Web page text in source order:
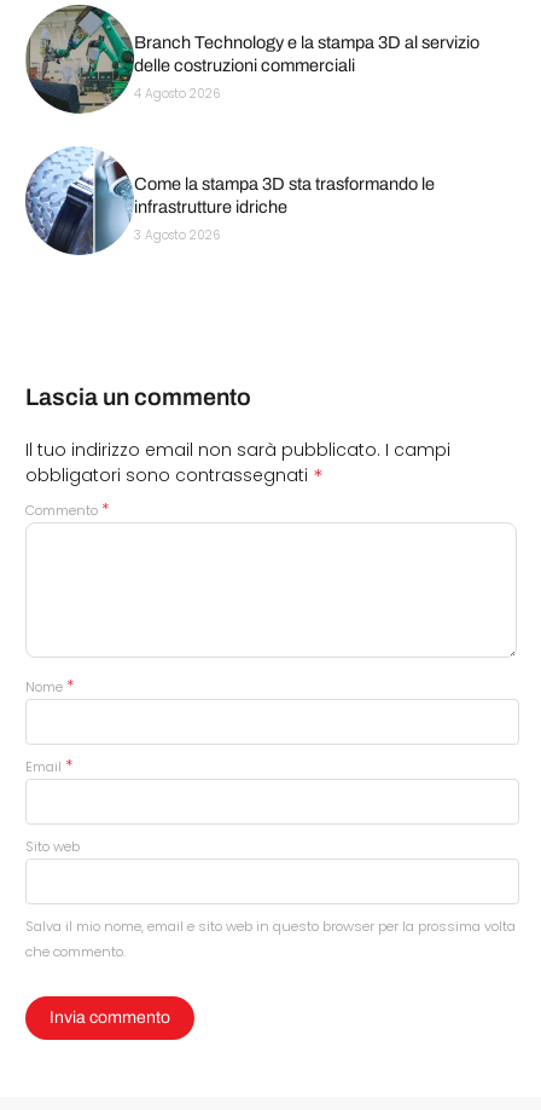
Branch Technology e la stampa 3D al servizio
delle costruzioni commerciali
4 Agosto 2026
Come la stampa 3D sta trasformando le
infrastrutture idriche
3 Agosto 2026
Lascia un commento
Il tuo indirizzo email non sarà pubblicato. I campi
obbligatori sono contrassegnati *
Commento *
Nome *
Email *
Sito web
Salva il mio nome, email e sito web in questo browser per la prossima volta
che commento.